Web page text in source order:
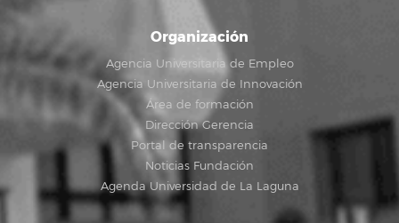
Organización
Agencia Universitaria de Empleo
Agencia Universitaria de Innovación
Área de formación
Dirección Gerencia
Portal de transparencia
Noticias Fundación
Agenda Universidad de La Laguna